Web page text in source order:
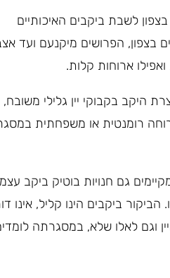
לשבת ביקבים האיכותיים
בצפון, הפרושים מיקנעם ועד
ואפילו ארוחות קלות.
היקב בקבוקי יין גלילי משובח,
רומנטית או משפחתית
גם חנויות בוטיק ביקב
ביקבים הינו קליל, אינו
וגם לאלו שלא, במסגרתה